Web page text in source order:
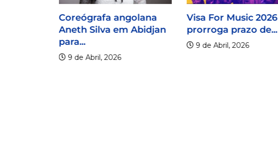
Coreógrafa angolana
Aneth Silva em Abidjan
para...
9 de Abril, 2026
Visa For Music 2026
prorroga prazo de...
9 de Abril, 2026